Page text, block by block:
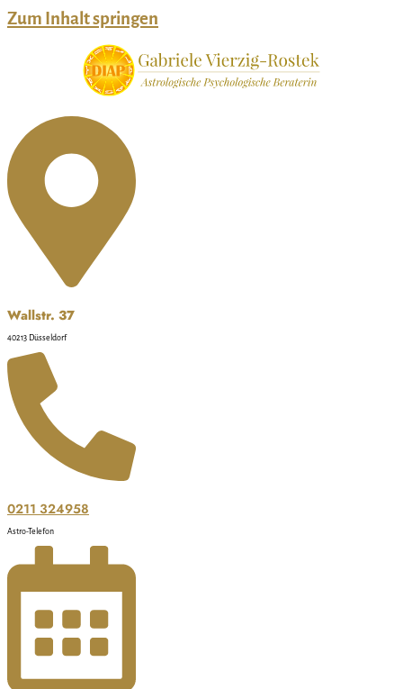
Zum Inhalt springen
Wallstr. 37
40213 Düsseldorf
0211 324958
Astro-Telefon